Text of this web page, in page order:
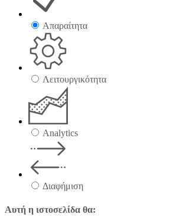
Απαραίτητα
Λειτουργικότητα
Analytics
Διαφήμιση
Αυτή η ιστοσελίδα θα: